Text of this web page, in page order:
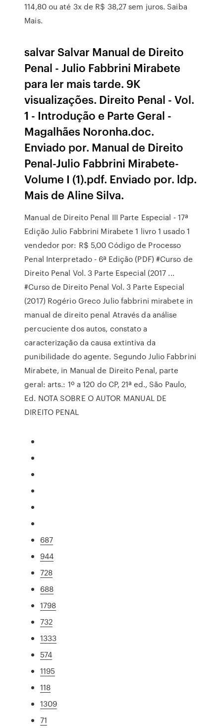
114,80 ou até 3x de R$ 38,27 sem juros. Saiba
Mais.
salvar Salvar Manual de Direito
Penal - Julio Fabbrini Mirabete
para ler mais tarde. 9K
visualizações. Direito Penal - Vol.
1 - Introdução e Parte Geral -
Magalhães Noronha.doc.
Enviado por. Manual de Direito
Penal-Julio Fabbrini Mirabete-
Volume I (1).pdf. Enviado por. ldp.
Mais de Aline Silva.
Manual de Direito Penal III Parte Especial - 17ª
Edição Julio Fabbrini Mirabete 1 livro 1 usado 1
vendedor por: R$ 5,00 Código de Processo
Penal Interpretado - 6ª Edição (PDF) #Curso de
Direito Penal Vol. 3 Parte Especial (2017 ...
#Curso de Direito Penal Vol. 3 Parte Especial
(2017) Rogério Greco Julio fabbrini mirabete in
manual de direito penal Através da análise
percuciente dos autos, constato a
caracterização da causa extintiva da
punibilidade do agente. Segundo Julio Fabbrini
Mirabete, in Manual de Direito Penal, parte
geral: arts.: 1º a 120 do CP, 21ª ed., São Paulo,
Ed. NOTA SOBRE O AUTOR MANUAL DE
DIREITO PENAL
687
944
728
688
1798
732
1333
574
1195
118
1309
71